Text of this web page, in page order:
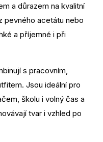
a důrazem na kvalitní
pevného acetátu nebo
a příjemné i při
s pracovním,
Jsou ideální pro
školu i volný čas a
tvar i vzhled po